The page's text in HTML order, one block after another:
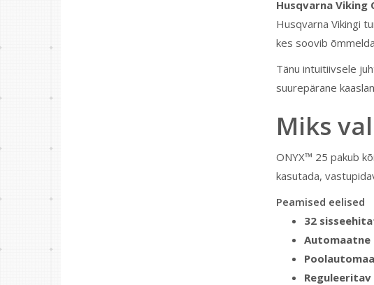
Husqvarna Viking
Husqvarna Vikingi
kes soovib
Tänu intuitiivsele
suurepärane
Miks
ONYX™ 25 pakub
kasutada,
Peamised eelised
32
Automaatne